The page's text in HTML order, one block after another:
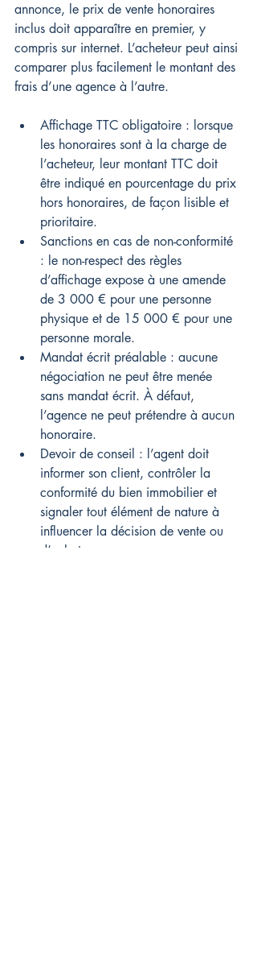
annonce, le prix de vente honoraires
inclus doit apparaître en premier, y
compris sur internet. L’acheteur peut ainsi
comparer plus facilement le montant des
frais d’une agence à l’autre.
Affichage TTC obligatoire : lorsque
les honoraires sont à la charge de
l’acheteur, leur montant TTC doit
être indiqué en pourcentage du prix
hors honoraires, de façon lisible et
prioritaire.
Sanctions en cas de non-conformité
: le non-respect des règles
d’affichage expose à une amende
de 3 000 € pour une personne
physique et de 15 000 € pour une
personne morale.
Mandat écrit préalable : aucune
négociation ne peut être menée
sans mandat écrit. À défaut,
l’agence ne peut prétendre à aucun
honoraire.
Devoir de conseil : l’agent doit
informer son client, contrôler la
conformité du bien immobilier et
signaler tout élément de nature à
influencer la décision de vente ou
d’achat.